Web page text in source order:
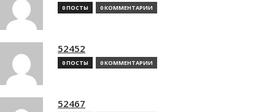
0 ПОСТЫ 0 КОММЕНТАРИИ
52452
0 ПОСТЫ 0 КОММЕНТАРИИ
52467